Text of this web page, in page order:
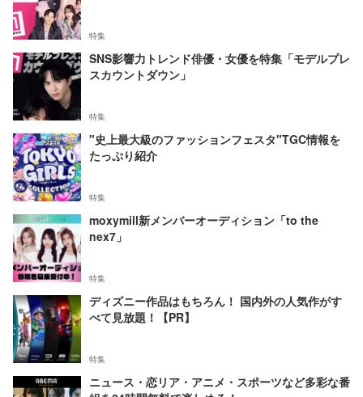
特集
SNS影響力トレンド俳優・女優を特集「モデルプレ
スカウントダウン」
特集
"史上最大級のファッションフェスタ"TGC情報を
たっぷり紹介
特集
moxymill新メンバーオーディション「to the
nex7」
特集
ディズニー作品はもちろん！ 国内外の人気作がす
べて見放題！【PR】
特集
ニュース・恋リア・アニメ・スポーツなど多彩な番